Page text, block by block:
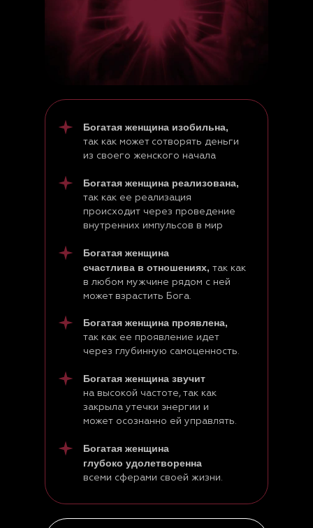
Богатая женщина изобильна,
так как может сотворять деньги
из своего женского начала
Богатая женщина реализована,
так как ее реализация
происходит через проведение
внутренних импульсов в мир
Богатая женщина
счастлива в отношениях, так как
в любом мужчине рядом с ней
может взрастить Бога.
Богатая женщина проявлена,
так как ее проявление идет
через глубинную самоценность.
Богатая женщина звучит
на высокой частоте, так как
закрыла утечки энергии и
может осознанно ей управлять.
Богатая женщина
глубоко удолетворенна
всеми сферами своей жизни.